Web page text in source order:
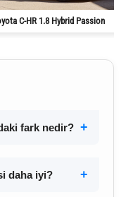
C-HR 1.8 Hybrid Passion
fark nedir?
daha iyi?